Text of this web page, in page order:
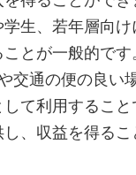
生、若年層向け
とが一般的です
交通の便の良い
て利用するこ
、収益を得るこ